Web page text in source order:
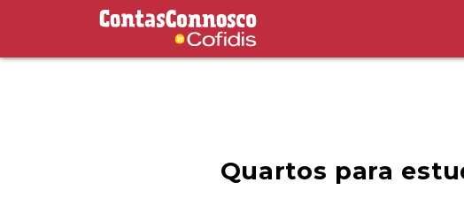
Contas Connosco by Cofidis
Quartos para